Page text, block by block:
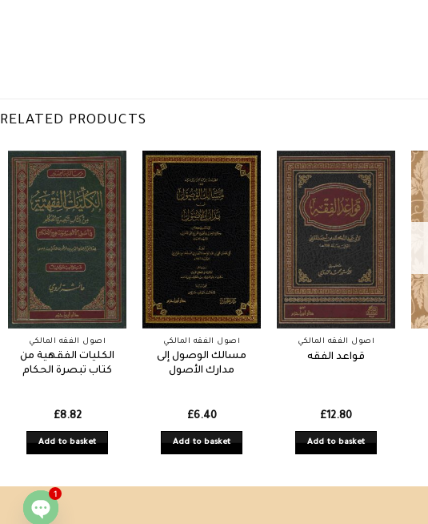
RELATED PRODUCTS
أصول الفقه المالكي
الكليات الفقهية من
كتاب تبصرة الحكام
£8.82
Add to basket
أصول الفقه المالكي
مسالك الوصول إلى
مدارك الأصول
£6.40
Add to basket
أصول الفقه المالكي
قواعد الفقه
£12.80
Add to basket
1